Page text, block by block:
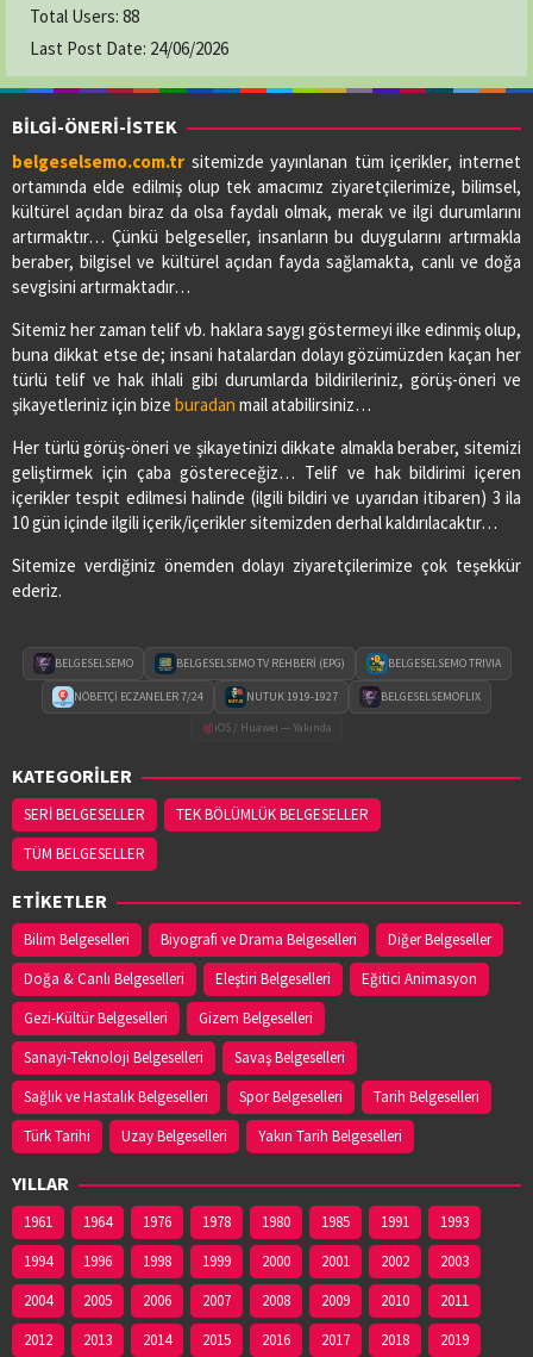
Total Users: 88
Last Post Date: 24/06/2026
BİLGİ-ÖNERİ-İSTEK
belgeselsemo.com.tr sitemizde yayınlanan tüm içerikler, internet
ortamında elde edilmiş olup tek amacımız ziyaretçilerimize, bilimsel,
kültürel açıdan biraz da olsa faydalı olmak, merak ve ilgi durumlarını
artırmaktır… Çünkü belgeseller, insanların bu duygularını artırmakla
beraber, bilgisel ve kültürel açıdan fayda sağlamakta, canlı ve doğa
sevgisini artırmaktadır…
Sitemiz her zaman telif vb. haklara saygı göstermeyi ilke edinmiş olup,
buna dikkat etse de; insani hatalardan dolayı gözümüzden kaçan her
türlü telif ve hak ihlali gibi durumlarda bildirileriniz, görüş-öneri ve
şikayetleriniz için bize buradan mail atabilirsiniz…
Her türlü görüş-öneri ve şikayetinizi dikkate almakla beraber, sitemizi
geliştirmek için çaba göstereceğiz… Telif ve hak bildirimi içeren
içerikler tespit edilmesi halinde (ilgili bildiri ve uyarıdan itibaren) 3 ila
10 gün içinde ilgili içerik/içerikler sitemizden derhal kaldırılacaktır…
Sitemize verdiğiniz önemden dolayı ziyaretçilerimize çok teşekkür
ederiz.
BELGESELSEMO BELGESELSEMO TV REHBERİ (EPG) BELGESELSEMO TRIVIA
NÖBETÇİ ECZANELER 7/24 NUTUK 1919-1927
BELGESELSEMOFLIX
iOS / Huawei — Yakında
KATEGORİLER
SERİ BELGESELLER
TEK BÖLÜMLÜK BELGESELLER
TÜM BELGESELLER
ETİKETLER
Bilim Belgeselleri Biyografi ve Drama Belgeselleri
Diğer Belgeseller
Doğa & Canlı Belgeselleri
Eleştiri Belgeselleri
Eğitici Animasyon
Gezi-Kültür Belgeselleri
Gizem Belgeselleri
Sanayi-Teknoloji Belgeselleri
Savaş Belgeselleri
Sağlık ve Hastalık Belgeselleri
Spor Belgeselleri
Tarih Belgeselleri
Türk Tarihi
Uzay Belgeselleri Yakın Tarih Belgeselleri
YILLAR
1961 1964 1976 1978 1980 1985 1991
1993
1994
1996 1998 1999 2000 2001 2002
2003
2004
2005 2006 2007 2008 2009 2010
2011
2012
2013 2014 2015 2016 2017 2018 2019